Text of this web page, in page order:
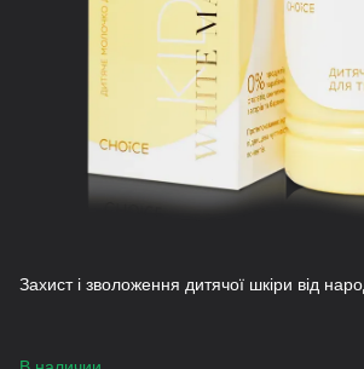
Захист і зволоження дитячої шкіри від